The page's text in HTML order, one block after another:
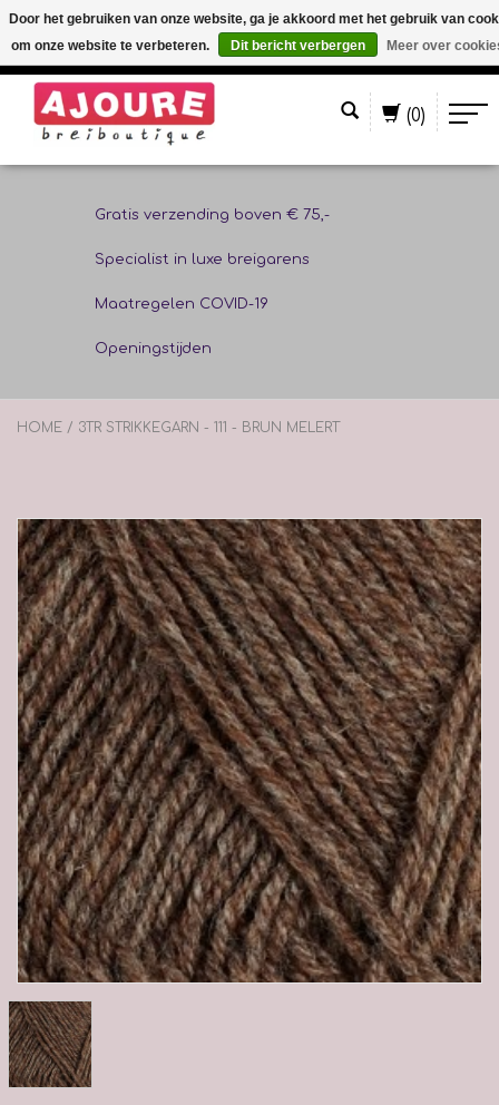
(0)
Gratis verzending boven € 75,-
Specialist in luxe breigarens
Maatregelen COVID-19
Openingstijden
HOME / 3TR STRIKKEGARN - 111 - BRUN MELERT
Door het gebruiken van onze website, ga je akkoord met het gebruik van
om onze website te verbeteren.
Dit bericht verbergen Meer over